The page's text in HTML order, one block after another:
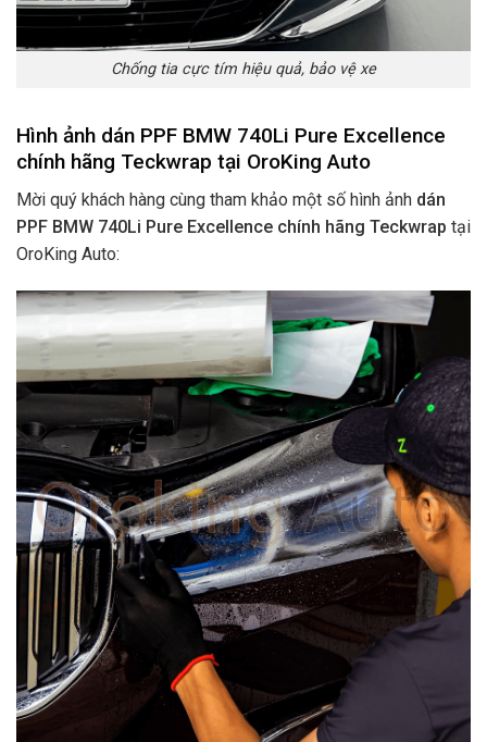
Chống tia cực tím hiệu quả, bảo vệ xe
Hình ảnh dán PPF BMW 740Li Pure Excellence
chính hãng Teckwrap tại OroKing Auto
Mời quý khách hàng cùng tham khảo một số hình ảnh dán
PPF BMW 740Li Pure Excellence chính hãng Teckwrap tại
OroKing Auto: